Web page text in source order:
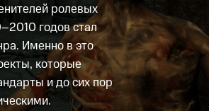
ролевых
годов стал
Именно в это
которые
и до сих пор